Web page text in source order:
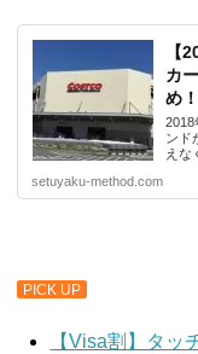
【
カ
め！
2018
ンド
えな
setuyaku-method.com
PICK UP
【Visa割】タッ